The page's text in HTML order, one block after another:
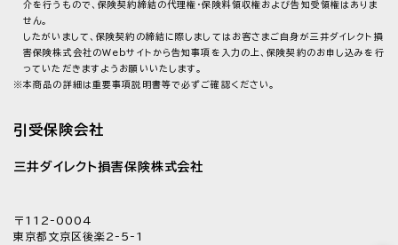
介を行うもので、保険契約締結の代理権・保険料領収権および告知受領権はありま
せん。
したがいまして、保険契約の締結に際しましてはお客さまご自身が三井ダイレクト損
害保険株式会社のWebサイトから告知事項を入力の上、保険契約のお申し込みを行
っていただきますようお願いいたします。
※本商品の詳細は重要事項説明書等で必ずご確認ください。
引受保険会社
三井ダイレクト損害保険株式会社
〒112-0004
東京都文京区後楽2-5-1